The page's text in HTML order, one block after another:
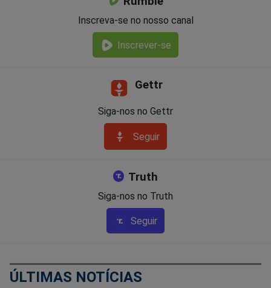
Inscreva-se no nosso canal
Inscrever-se
Gettr
Siga-nos no Gettr
Seguir
Truth
Siga-nos no Truth
Seguir
ÚLTIMAS NOTÍCIAS